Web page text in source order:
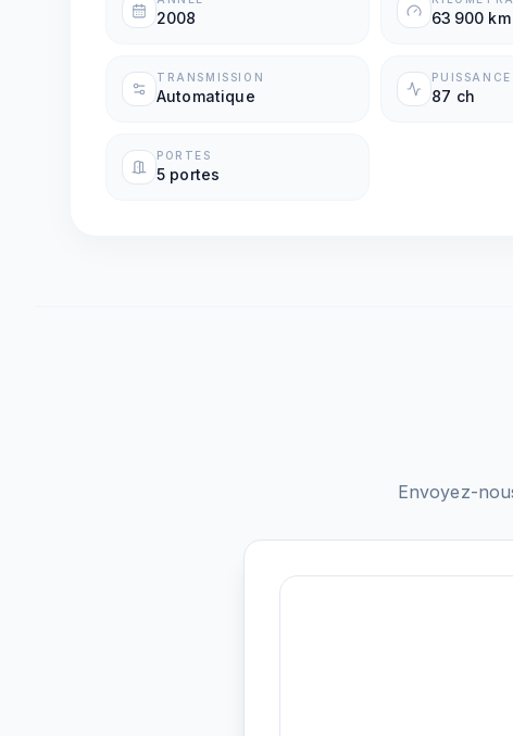
2008 63 900 km
TRANSMISSION
Automatique
PUISSANCE
87 ch
PORTES
5 portes
Envoyez-